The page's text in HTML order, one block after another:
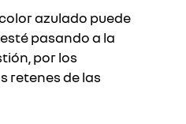
azulado puede
pasando a la
por los
retenes de las